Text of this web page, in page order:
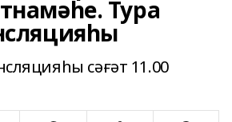
Тура
сәғәт 11.00